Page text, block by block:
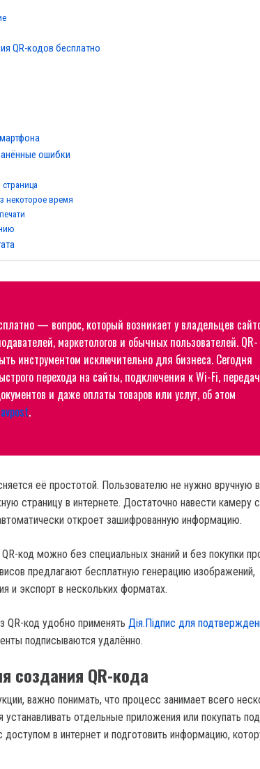
QR-кодов бесплатно
ошибки
некоторое время
— вопрос, который возникает у владельцев
маркетологов и обычных пользователей. QR-
инструментом исключительно для бизнеса. Сегодня
перехода на сайты, подключения к Wi-Fi,
и даже оплаты товаров или услуг, об этом
.
её простотой. Пользователю не нужно вручную
страницу в интернете. Достаточно навести камеру
откроет зашифрованную информацию.
код можно без специальных знаний и без покупки
предлагают бесплатную генерацию изображений,
и экспорт в нескольких форматах.
QR-код удобно применять Дія.Підпис для
подписываются удалённо.
создания QR-кода
важно понимать, что процесс занимает всего
отдельные приложения или покупать
в интернет и подготовить информацию,